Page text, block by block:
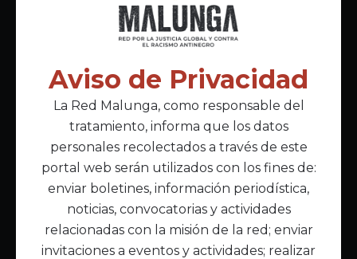
Acepto lapolítica de privacidad
Enlaces Principales
Inicio
Acerca de Malunga
Nuestra misión
Quiénes somos
Aviso de Privacidad
La Red Malunga, como responsable del
tratamiento, informa que los datos
personales recolectados a través de este
portal web serán utilizados con los fines de:
enviar boletines, información periodística,
noticias, convocatorias y actividades
relacionadas con la misión de la red; enviar
invitaciones a eventos y actividades; realizar